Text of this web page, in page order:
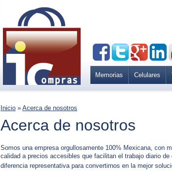
Memorias Celulares
Inicio » Acerca de nosotros
Acerca de nosotros
Somos una empresa orgullosamente 100% Mexicana, con
calidad a precios accesibles que facilitan el trabajo diario de
diferencia representativa para convertirnos en la mejor